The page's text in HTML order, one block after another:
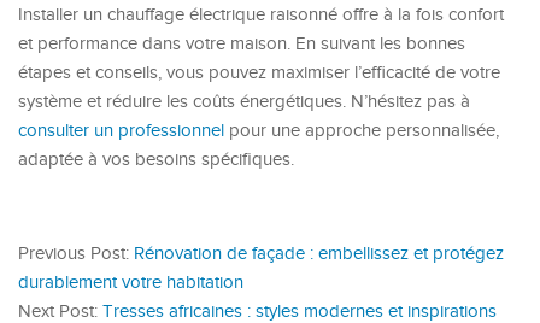
Installer un chauffage électrique raisonné offre à la fois confort
et performance dans votre maison. En suivant les bonnes
étapes et conseils, vous pouvez maximiser l’efficacité de votre
système et réduire les coûts énergétiques. N’hésitez pas à
consulter un professionnel pour une approche personnalisée,
adaptée à vos besoins spécifiques.
Previous Post: Rénovation de façade : embellissez et protégez
durablement votre habitation
Next Post: Tresses africaines : styles modernes et inspirations